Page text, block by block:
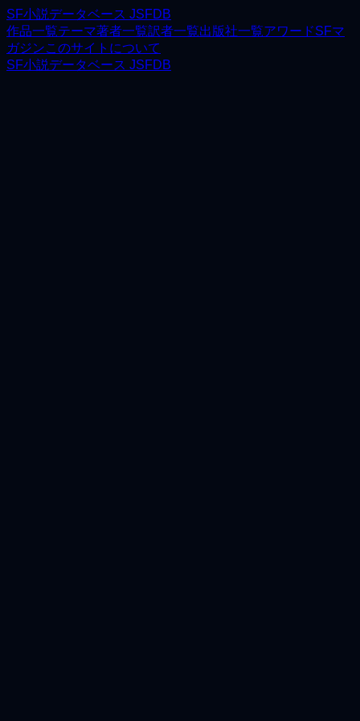
SF小説データベース JSFDB
作品一覧テーマ著者一覧訳者一覧出版社一覧アワードSFマ
ガジンこのサイトについて
SF小説データベース JSFDB